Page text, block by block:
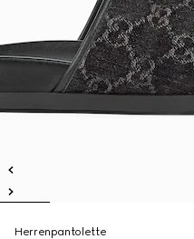
Herrenpantolette